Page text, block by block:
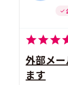
外部メ
ます